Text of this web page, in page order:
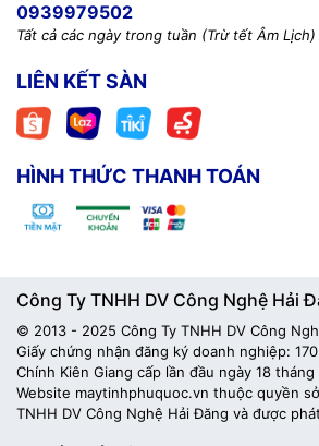
0939979502
Tất cả các ngày trong tuần (Trừ tết Âm Lịch)
LIÊN KẾT SÀN
HÌNH THỨC THANH TOÁN
Công Ty TNHH DV Công Nghệ Hải
© 2013 - 2025 Công Ty TNHH DV Công
Giấy chứng nhận đăng ký doanh nghiệp:
Chính Kiên Giang cấp lần đầu ngày 18
Website maytinhphuquoc.vn thuộc quyền
TNHH DV Công Nghệ Hải Đăng và được